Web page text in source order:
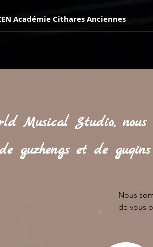
Académie Cithares Anciennes
Musical Studio,
guzhengs et de
Nous
de vous